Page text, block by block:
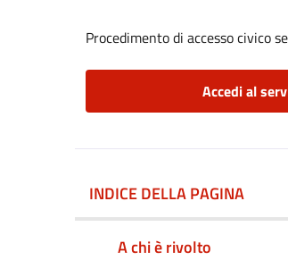
Procedimento di accesso civico
Accedi al
INDICE DELLA PAGINA
A chi è rivolto